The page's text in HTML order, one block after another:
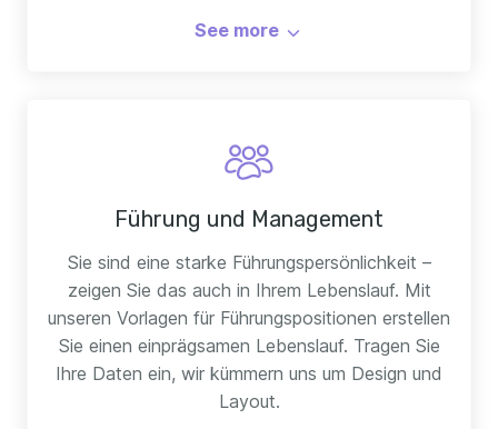
See more
Führung und Management
Sie sind eine starke Führungspersönlichkeit –
zeigen Sie das auch in Ihrem Lebenslauf. Mit
unseren Vorlagen für Führungspositionen erstellen
Sie einen einprägsamen Lebenslauf. Tragen Sie
Ihre Daten ein, wir kümmern uns um Design und
Layout.